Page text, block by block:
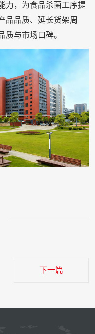
力，为食品杀菌工序提
品品质、延长货架周
质与市场口碑。
下一篇